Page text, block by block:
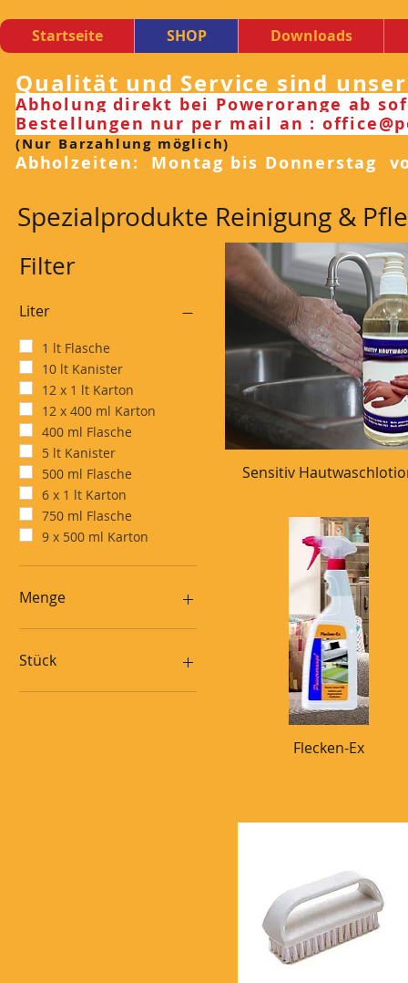
Startseite SHOP Downloads
Qualität und Service sind
Abholung direkt bei Powerorange ab
Bestellungen nur per mail an :
(Nur Barzahlung möglich)
Abholzeiten: Montag bis Donnerstag
Spezialprodukte Reinigung &
Filter
Liter
1 lt Flasche
10 lt Kanister
12 x 1 lt Karton
12 x 400 ml Karton
400 ml Flasche
5 lt Kanister
500 ml Flasche
6 x 1 lt Karton
750 ml Flasche
9 x 500 ml Karton
Menge
1 Liter
Stück
120 Tabs Karton
Schnellansicht
Sensitiv
Schnellansicht
Flecken-Ex